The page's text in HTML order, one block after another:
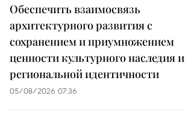
Обеспечить взаимосвязь
архитектурного развития с
сохранением и приумножением
ценности культурного наследия и
региональной идентичности
05/08/2026 07:36